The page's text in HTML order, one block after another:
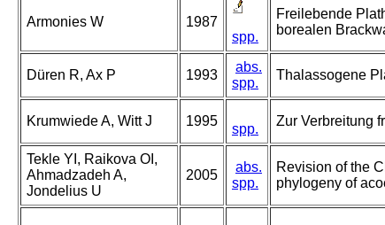
Armonies W
1987
spp.
Freilebende
borealen
Düren R, Ax P 1993
abs.
spp.
Thalassogene
Krumwiede A, Witt J 1995
spp.
Zur Verbreitung
Tekle YI, Raikova OI,
Ahmadzadeh A,
Jondelius U
2005
abs.
spp.
Revision of the
phylogeny of